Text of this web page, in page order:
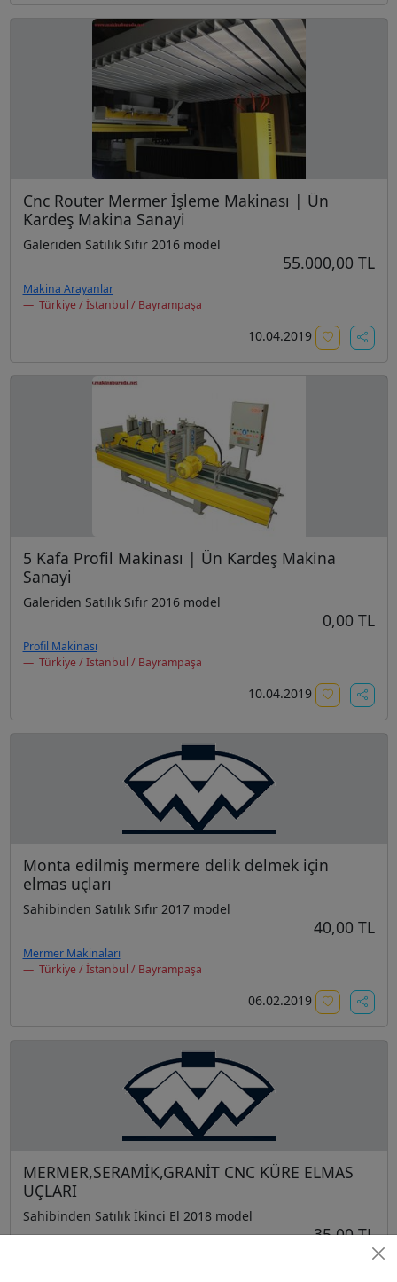
Cnc Router Mermer İşleme Makinası | Ün
Kardeş Makina Sanayi
Galeriden Satılık Sıfır 2016 model
55.000,00 TL
Makina Arayanlar
Türkiye / İstanbul / Bayrampaşa
10.04.2019
5 Kafa Profil Makinası | Ün Kardeş Makina
Sanayi
Galeriden Satılık Sıfır 2016 model
0,00 TL
Profil Makinası
Türkiye / İstanbul / Bayrampaşa
10.04.2019
Monta edilmiş mermere delik delmek için
elmas uçları
Sahibinden Satılık Sıfır 2017 model
40,00 TL
Mermer Makinaları
Türkiye / İstanbul / Bayrampaşa
06.02.2019
MERMER,SERAMİK,GRANİT CNC KÜRE ELMAS
UÇLARI
Sahibinden Satılık İkinci El 2018 model
35,00 TL